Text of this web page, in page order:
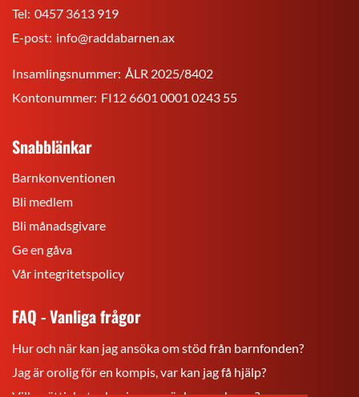
Tel: 0457 3613 919
E-post: info@raddabarnen.ax
Insamlingsnummer: ÅLR 2025/8402
Kontonummer: FI12 6601 0001 0243 55
Snabblänkar
Barnkonventionen
Bli medlem
Bli månadsgivare
Ge en gåva
Vår integritetspolicy
FAQ - Vanliga frågor
Hur och när kan jag ansöka om stöd från barnfonden?
Jag är orolig för en kompis, var kan jag få hjälp?